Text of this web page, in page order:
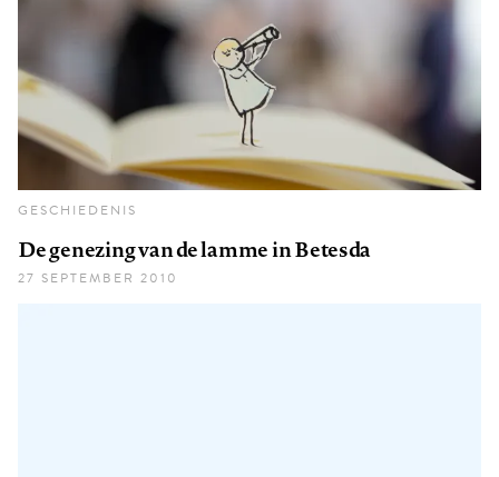
GESCHIEDENIS
De genezing van de lamme in Betesda
27 SEPTEMBER 2010